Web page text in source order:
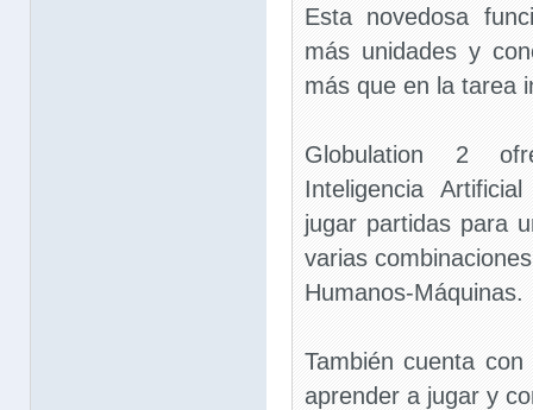
Esta novedosa
más unidades y
más que en la tarea
Globulation 2
Inteligencia
jugar partidas para
varias
Humanos-Máquinas.
También cuenta
aprender a jugar y